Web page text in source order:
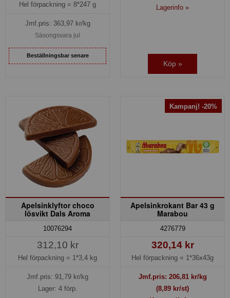
Hel förpackning = 8*247 g
Jmf.pris: 363,97kr/kg
Säsongsvara jul
Beställningsbar senare
Lagerinfo »
Köp »
Apelsinklyftor choco
lösvikt Dals Aroma
10076294
312,10 kr
Hel förpackning = 1*3,4 kg
Jmf.pris: 91,79 kr/kg
Lager: 4 förp.
Kampanj! -20%
Apelsinkrokant Bar 43 g
Marabou
4276779
320,14 kr
Hel förpackning = 1*36x43g
Jmf.pris: 206,81kr/kg
(8,89 kr/st)